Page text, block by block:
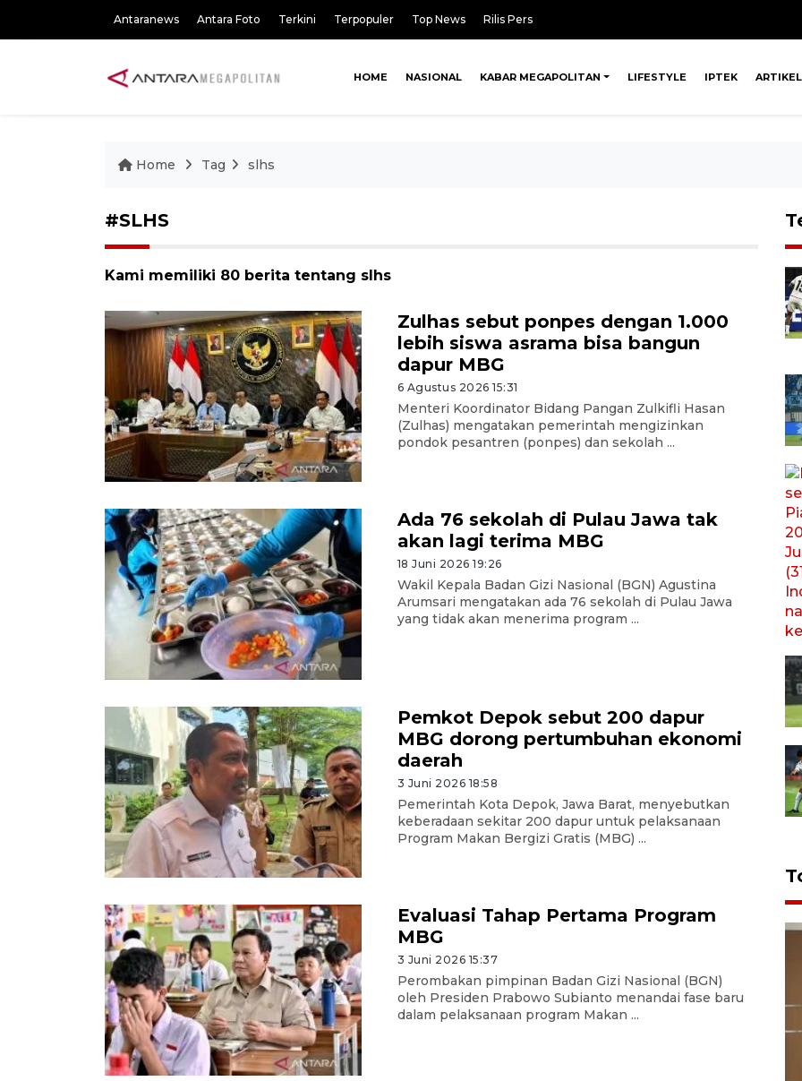
Antaranews Antara Foto Terkini Terpopuler Top News Rilis Pers
HOME NASIONAL KABAR MEGAPOLITAN LIFESTYLE IPTEK ARTIKEL
Home Tag slhs
#SLHS
Kami memiliki 80 berita tentang slhs
Zulhas sebut ponpes dengan 1.000
lebih siswa asrama bisa bangun
dapur MBG
6 Agustus 2026 15:31
Menteri Koordinator Bidang Pangan Zulkifli Hasan
(Zulhas) mengatakan pemerintah mengizinkan
pondok pesantren (ponpes) dan sekolah ...
Ada 76 sekolah di Pulau Jawa tak
akan lagi terima MBG
18 Juni 2026 19:26
Wakil Kepala Badan Gizi Nasional (BGN) Agustina
Arumsari mengatakan ada 76 sekolah di Pulau Jawa
yang tidak akan menerima program ...
Pemkot Depok sebut 200 dapur
MBG dorong pertumbuhan ekonomi
daerah
3 Juni 2026 18:58
Pemerintah Kota Depok, Jawa Barat, menyebutkan
keberadaan sekitar 200 dapur untuk pelaksanaan
Program Makan Bergizi Gratis (MBG) ...
Evaluasi Tahap Pertama Program
MBG
3 Juni 2026 15:37
Perombakan pimpinan Badan Gizi Nasional (BGN)
oleh Presiden Prabowo Subianto menandai fase baru
dalam pelaksanaan program Makan ...